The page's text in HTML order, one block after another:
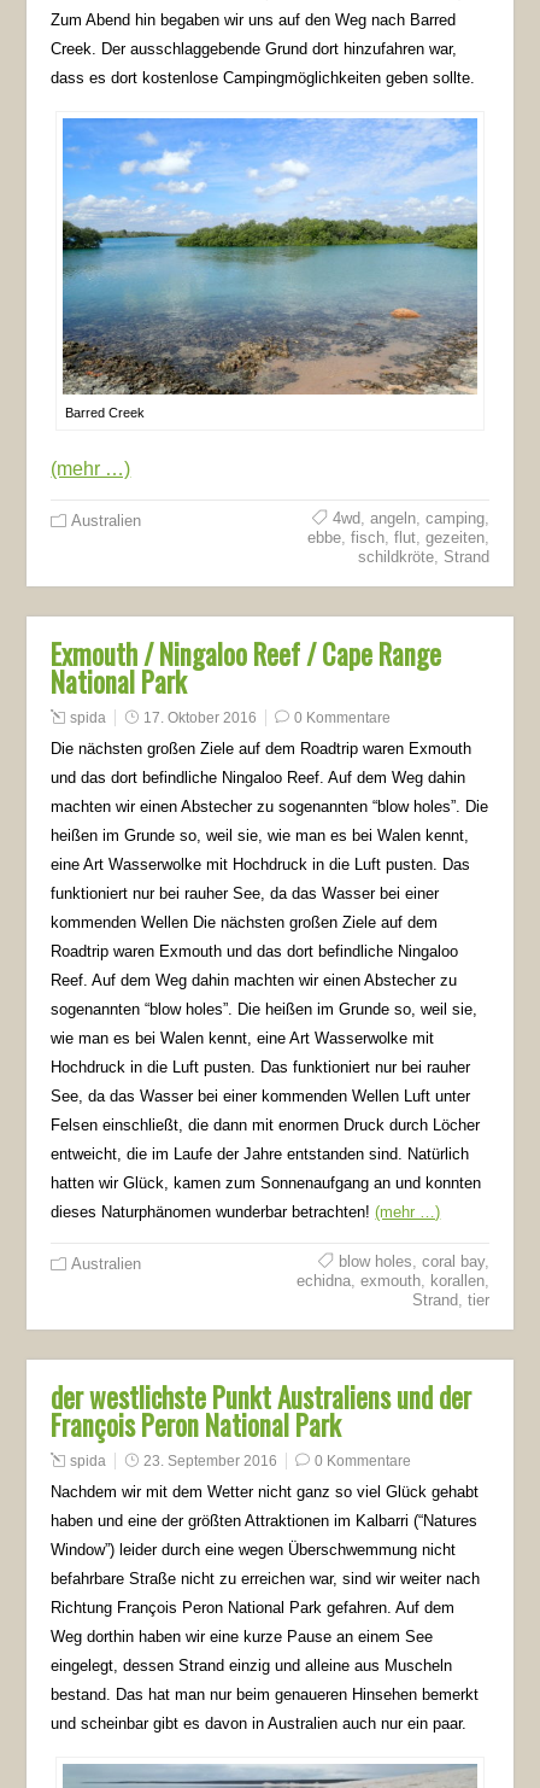
Zum Abend hin begaben wir uns auf den Weg nach Barred
Creek. Der ausschlaggebende Grund dort hinzufahren war,
dass es dort kostenlose Campingmöglichkeiten geben sollte.
Barred Creek
(mehr …)
Australien 4wd, angeln, camping,
ebbe, fisch, flut, gezeiten,
schildkröte, Strand
Exmouth / Ningaloo Reef / Cape Range
National Park
spida 17. Oktober 2016 0 Kommentare
Die nächsten großen Ziele auf dem Roadtrip waren Exmouth
und das dort befindliche Ningaloo Reef. Auf dem Weg dahin
machten wir einen Abstecher zu sogenannten “blow holes”. Die
heißen im Grunde so, weil sie, wie man es bei Walen kennt,
eine Art Wasserwolke mit Hochdruck in die Luft pusten. Das
funktioniert nur bei rauher See, da das Wasser bei einer
kommenden Wellen Die nächsten großen Ziele auf dem
Roadtrip waren Exmouth und das dort befindliche Ningaloo
Reef. Auf dem Weg dahin machten wir einen Abstecher zu
sogenannten “blow holes”. Die heißen im Grunde so, weil sie,
wie man es bei Walen kennt, eine Art Wasserwolke mit
Hochdruck in die Luft pusten. Das funktioniert nur bei rauher
See, da das Wasser bei einer kommenden Wellen Luft unter
Felsen einschließt, die dann mit enormen Druck durch Löcher
entweicht, die im Laufe der Jahre entstanden sind. Natürlich
hatten wir Glück, kamen zum Sonnenaufgang an und konnten
dieses Naturphänomen wunderbar betrachten!(mehr …)
Australien blow holes, coral bay,
echidna, exmouth, korallen,
Strand, tier
der westlichste Punkt Australiens und der
François Peron National Park
spida 23. September 2016 0 Kommentare
Nachdem wir mit dem Wetter nicht ganz so viel Glück gehabt
haben und eine der größten Attraktionen im Kalbarri (“Natures
Window”) leider durch eine wegen Überschwemmung nicht
befahrbare Straße nicht zu erreichen war, sind wir weiter nach
Richtung François Peron National Park gefahren. Auf dem
Weg dorthin haben wir eine kurze Pause an einem See
eingelegt, dessen Strand einzig und alleine aus Muscheln
bestand. Das hat man nur beim genaueren Hinsehen bemerkt
und scheinbar gibt es davon in Australien auch nur ein paar.